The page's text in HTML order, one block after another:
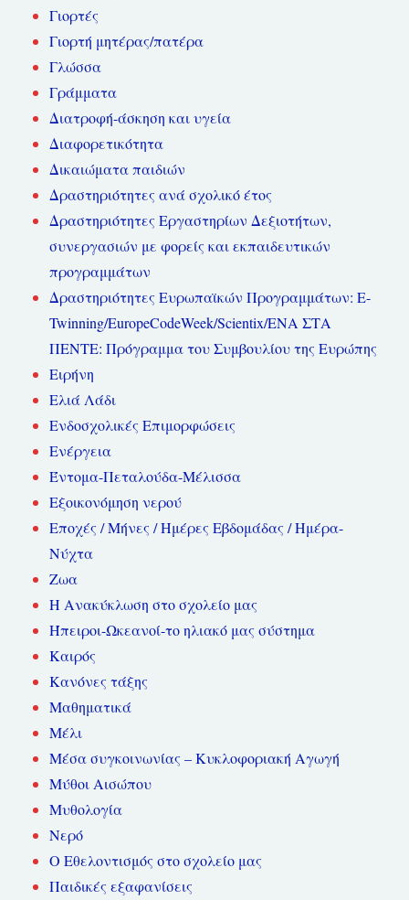
Γιορτές
Γιορτή μητέρας/πατέρα
Γλώσσα
Γράμματα
Διατροφή-άσκηση και υγεία
Διαφορετικότητα
Δικαιώματα παιδιών
Δραστηριότητες ανά σχολικό έτος
Δραστηριότητες Εργαστηρίων Δεξιοτήτων,
συνεργασιών με φορείς και εκπαιδευτικών
προγραμμάτων
Δραστηριότητες Ευρωπαϊκών Προγραμμάτων: E-
Twinning/EuropeCodeWeek/Scientix/ΕΝΑ ΣΤΑ
ΠΕΝΤΕ: Πρόγραμμα του Συμβουλίου της Ευρώπης
Ειρήνη
Ελιά Λάδι
Ενδοσχολικές Επιμορφώσεις
Ενέργεια
Έντομα-Πεταλούδα-Μέλισσα
Εξοικονόμηση νερού
Εποχές / Μήνες / Ημέρες Εβδομάδας / Ημέρα-
Νύχτα
Ζωα
Η Ανακύκλωση στο σχολείο μας
Ήπειροι-Ωκεανοί-το ηλιακό μας σύστημα
Καιρός
Κανόνες τάξης
Μαθηματικά
Μέλι
Μέσα συγκοινωνίας – Κυκλοφοριακή Αγωγή
Μύθοι Αισώπου
Μυθολογία
Νερό
Ο Εθελοντισμός στο σχολείο μας
Παιδικές εξαφανίσεις